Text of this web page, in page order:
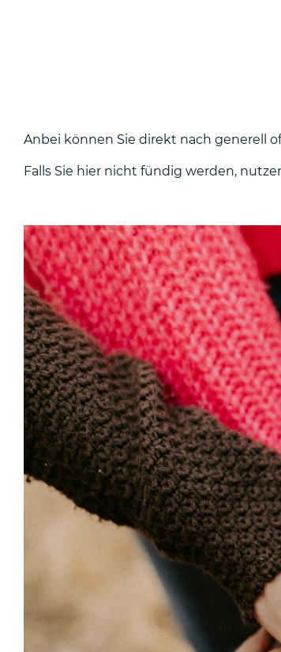
Anbei können Sie direkt nach generell
Falls Sie hier nicht fündig werden,